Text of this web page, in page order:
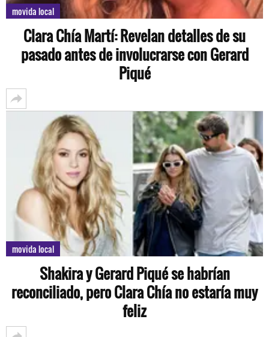
movida local
Clara Chía Martí: Revelan detalles de su
pasado antes de involucrarse con Gerard
Piqué
movida local
Shakira y Gerard Piqué se habrían
reconciliado, pero Clara Chía no estaría muy
feliz